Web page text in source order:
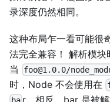
录深度仍然相同。
这种布局乍一看可能很
法完全兼容！ 解析模
当
foo@1.0.0/
时，Node 不会使用在